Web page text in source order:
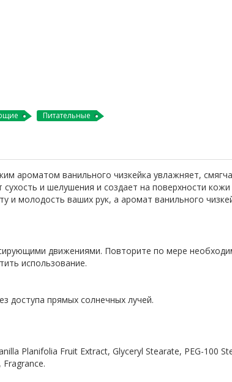
Питательные
ароматом ванильного чизкейка увлажняет,
и шелушения и создает на поверхности
и молодость ваших рук, а аромат ванильного
движениями. Повторите по мере
использование.
доступа прямых солнечных лучей.
Planifolia Fruit Extract, Glyceryl Stearate, PEG-100